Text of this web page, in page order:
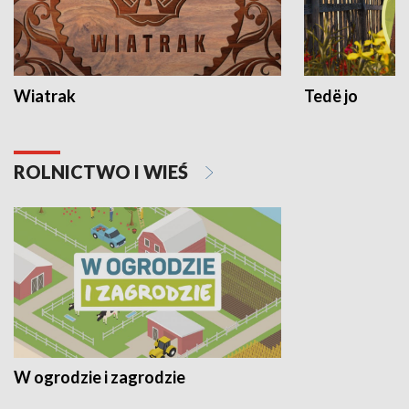
Wiatrak Tedë jo
ROLNICTWO I WIEŚ
W ogrodzie i zagrodzie